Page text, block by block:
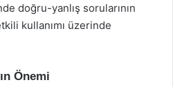
doğru-yanlış sorularının
kullanımı üzerinde
Önemi